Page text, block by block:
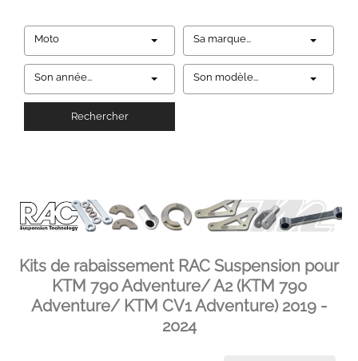
Moto Sa marque...
Son année... Son modèle...
Rechercher
Kits de rabaissement RAC Suspension pour
KTM 790 Adventure/ A2 (KTM 790
Adventure/ KTM CV1 Adventure) 2019 -
2024